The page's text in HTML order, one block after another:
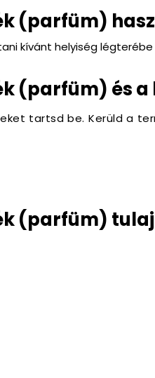
(parfüm)
kívánt helyiség légterébe
(parfüm) és
tartsd be. Kerüld a
(parfüm)